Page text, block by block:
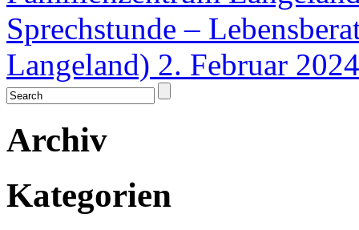
Sprechstunde –
Langeland) 2. Februar 2024
Archiv
Kategorien